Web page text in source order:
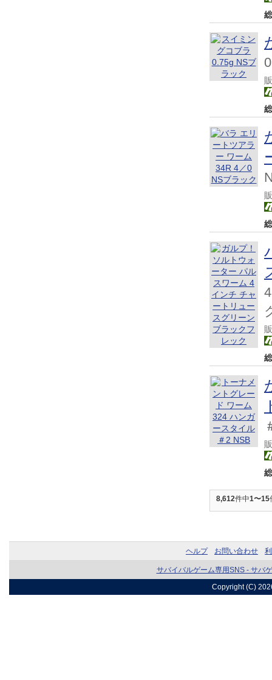
8,612件中1〜15
ヘルプ お問い合わせ
サバイバルゲーム専用SNS - サバ
Copyright (C)